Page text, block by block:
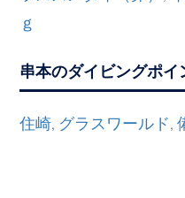
ｇ
串本のダイビングポイ
住崎, グラスワールド,